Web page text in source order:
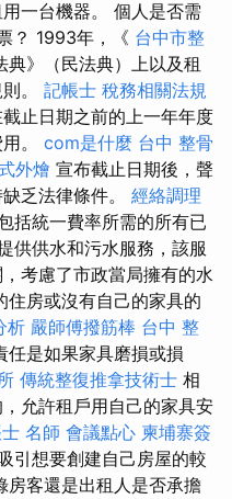
一台機器。 個人是否需
？ 1993年，《 台中市整
》（民法典）上以及租
。 記帳士 稅務相關法規
止日期之前的上一年年度
。 com是什麼 台中 整骨
外燴 宣布截止日期後，聲
乏法律條件。 經絡調理
括統一費率所需的所有已
供供水和污水服務，該服
考慮了市政當局擁有的水
住房或沒有自己的家具的
析 嚴師傅撥筋棒 台中 整
任是如果家具磨損或損
傳統整復推拿技術士 相
允許租戶用自己的家具安
名師 會議點心 柬埔寨簽
引想要創建自己房屋的較
房客還是出租人是否承擔